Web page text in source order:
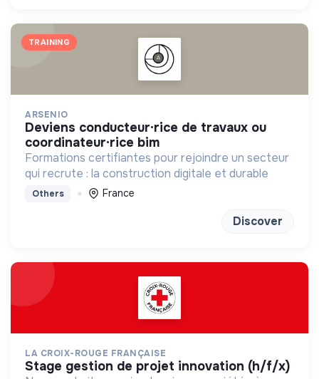
TRAINING
ARSENIO
deviens conducteur·rice de travaux ou
coordinateur·rice bim
Formations certifiantes pour rejoindre un secteur
qui recrute : la construction digitale et durable
Others France
Discover
LA CROIX-ROUGE FRANÇAISE
stage gestion de projet innovation (h/f/x)